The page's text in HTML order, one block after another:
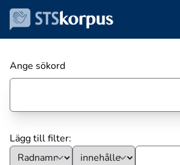
Ange sökord
Lägg till filter: